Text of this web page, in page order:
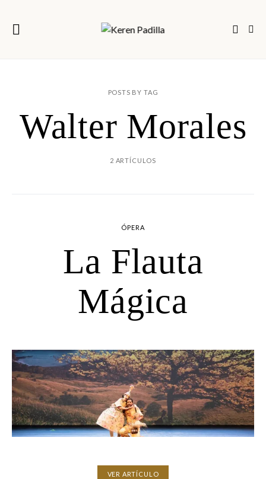
POSTS BY TAG
Walter Morales
2 ARTÍCULOS
ÓPERA
La Flauta
Mágica
VER ARTÍCULO